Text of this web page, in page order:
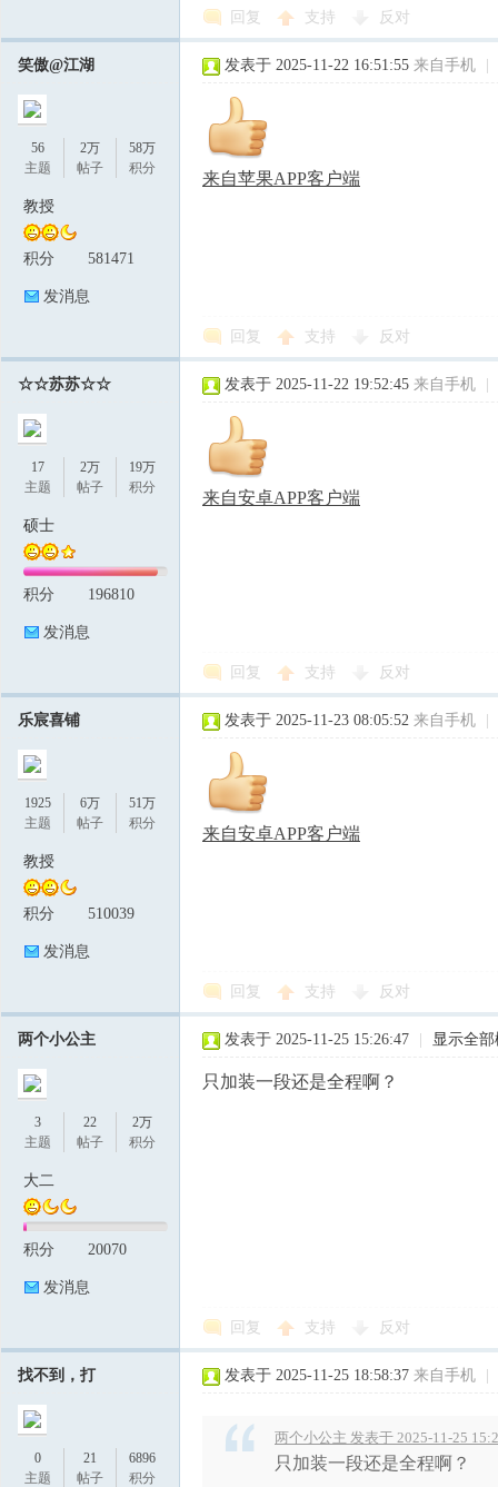
回复 支持 反对
笑傲@江湖
56
主题
2万
帖子
58万
积分
教授
积分 581471
发消息
发表于 2025-11-22 16:51:55 来自手机
来自苹果APP客户端
回复 支持 反对
☆☆苏苏☆☆
17
主题
2万
帖子
19万
积分
硕士
积分 196810
发消息
发表于 2025-11-22 19:52:45 来自手机
来自安卓APP客户端
回复 支持 反对
乐宸喜铺
1925
主题
6万
帖子
51万
积分
教授
积分 510039
发消息
发表于 2025-11-23 08:05:52 来自手机
来自安卓APP客户端
回复 支持 反对
两个小公主
3
主题
22
帖子
2万
积分
大二
积分 20070
发消息
发表于 2025-11-25 15:26:47 显示全
只加装一段还是全程啊？
回复 支持 反对
找不到，打
0
主题
21
帖子
6896
积分
发表于 2025-11-25 18:58:37 来自手机
两个小公主 发表于 2025-11-25
只加装一段还是全程啊？